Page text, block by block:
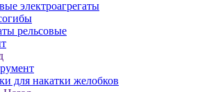
электроагрегаты
рельсовые
для накатки желобков